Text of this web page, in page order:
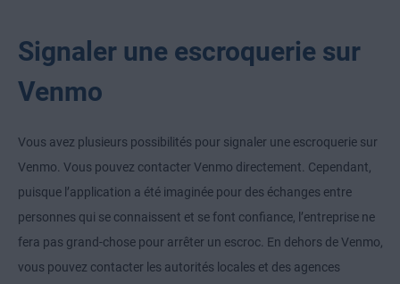
Signaler une escroquerie sur
Venmo
Vous avez plusieurs possibilités pour signaler une escroquerie sur
Venmo. Vous pouvez contacter Venmo directement. Cependant,
puisque l’application a été imaginée pour des échanges entre
personnes qui se connaissent et se font confiance, l’entreprise ne
fera pas grand-chose pour arrêter un escroc. En dehors de Venmo,
vous pouvez contacter les autorités locales et des agences